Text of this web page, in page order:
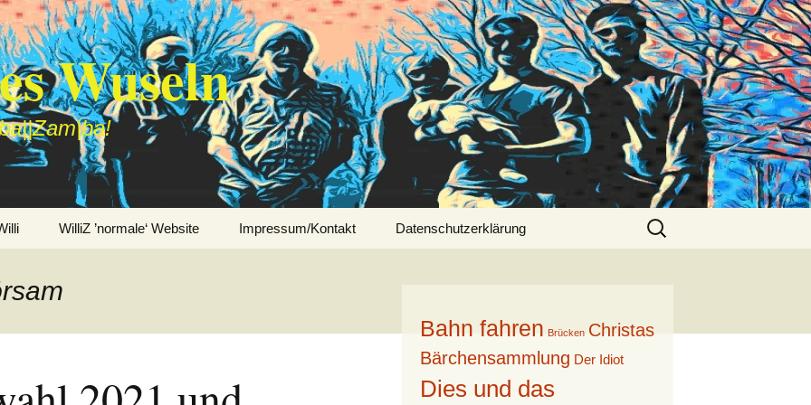
Wuseln
WilliZ ’normale‘ Website Impressum/Kontakt Datenschutzerklärung
Suche
nach:
Bahn fahren Brücken Christas
Bärchensammlung Der Idiot
Dies und das